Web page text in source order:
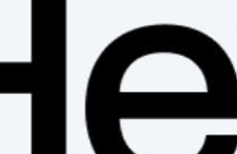
bonnes connaissances dans la
responsabilités